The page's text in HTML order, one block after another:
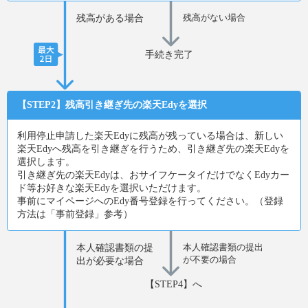
残高がある場合 残高がない場合
手続き完了
【STEP2】残高引き継ぎ先の楽天Edyを選択
利用停止申請した楽天Edyに残高が残っている場合は、新しい
楽天Edyへ残高を引き継ぎを行うため、引き継ぎ先の楽天Edyを
選択します。
引き継ぎ先の楽天Edyは、おサイフケータイだけでなくEdyカー
ド等お好きな楽天Edyを選択いただけます。
事前にマイページへのEdy番号登録を行ってください。（登録
方法は「事前登録」参考）
本人確認書類の提
出が必要な場合
本人確認書類の提出
が不要の場合
【STEP4】へ